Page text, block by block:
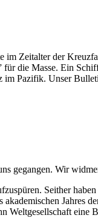
im Zeitalter der
für die Masse. Ein
im Pazifik. Unser
gegangen. Wir
Seither
Jahres
Weltgesellschaft eine